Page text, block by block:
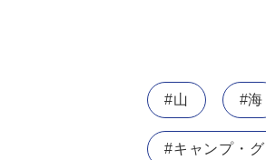
#山 #海
#キャンプ・